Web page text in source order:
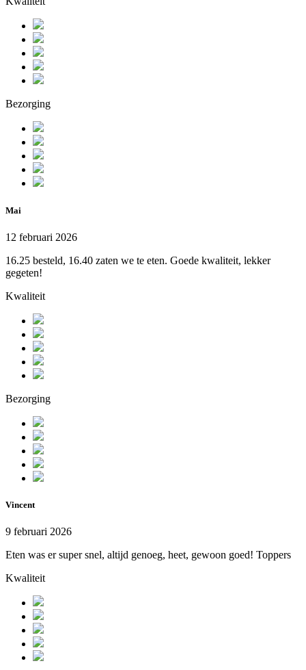
Bezorging
Mai
12 februari 2026
16.25 besteld, 16.40 zaten we te eten. Goede kwaliteit, lekker
gegeten!
Kwaliteit
Bezorging
Vincent
9 februari 2026
Eten was er super snel, altijd genoeg, heet, gewoon goed! Toppers
Kwaliteit